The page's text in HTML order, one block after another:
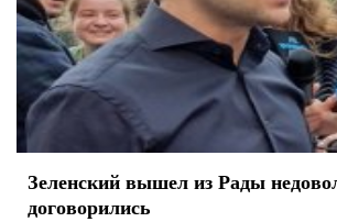
Зеленский вышел из Рады
договорились